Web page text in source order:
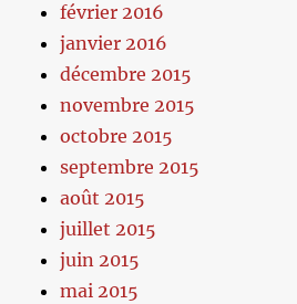
février 2016
janvier 2016
décembre 2015
novembre 2015
octobre 2015
septembre 2015
août 2015
juillet 2015
juin 2015
mai 2015